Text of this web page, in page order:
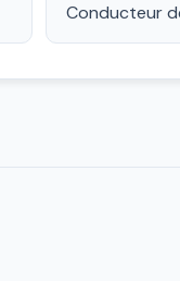
Conducteur